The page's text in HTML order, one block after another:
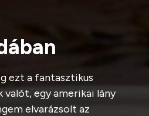
ezt a fantasztikus
valót, egy amerikai lány
elvarázsolt az